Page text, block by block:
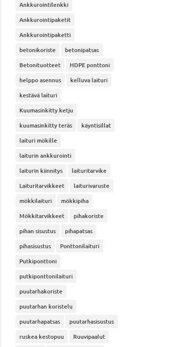
Ankkurointilenkki
Ankkurointipaketit
Ankkurointipaketti
betonikoriste
betonipatsas
Betonituotteet
HDPE ponttoni
helppo asennus
kelluva laituri
kestävä laituri
Kuumasinkitty ketju
kuumasinkitty teräs
käyntisillat
laituri mökille
laiturin ankkurointi
laiturin kiinnitys
laituritarvike
Laituritarvikkeet
laiturivaruste
mökkilaituri
mökkipiha
Mökkitarvikkeet
pihakoriste
pihan sisustus
pihapatsas
pihasisustus
Ponttonilaituri
Putkiponttoni
putkiponttonilaituri
puutarhakoriste
puutarhan koristelu
puutarhapatsas
puutarhasisustus
ruskea kestopuu
Ruuvipaalut